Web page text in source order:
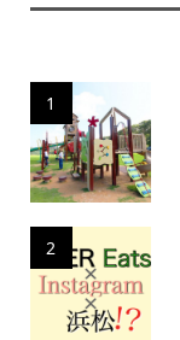
1
2